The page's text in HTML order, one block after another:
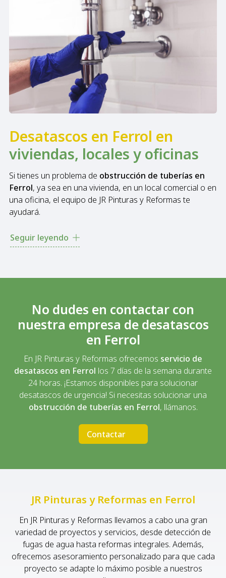
Desatascos en Ferrol en
viviendas, locales y oficinas
Si tienes un problema de obstrucción de tuberías en
Ferrol, ya sea en una vivienda, en un local comercial o en
una oficina, el equipo de JR Pinturas y Reformas te
ayudará.
Nuestros desatascadores profesionales trabajan con
todo tipo de clientes y espacios, lo que nos convierte en
Nuestra experiencia en el sector y la versatilidad para
resolver todo tipo de emergencias nos permiten ofrecer
servicio de desatascos rápido, eficiente y de
calidadadaptado a cada situación. Si necesitas
desatascar tuberías en Ferrol, JR Pinturas y Reformas
será tu mejor opción.
Seguir leyendo
No dudes en contactar con
nuestra empresa de desatascos
en Ferrol
En JR Pinturas y Reformas ofrecemos servicio de
desatascos en Ferrol los 7 días de la semana durante
24 horas. ¡Estamos disponibles para solucionar
desatascos de urgencia! Si necesitas solucionar una
obstrucción de tuberías en Ferrol, llámanos.
Contactar
JR Pinturas y Reformas en Ferrol
En JR Pinturas y Reformas llevamos a cabo una gran
variedad de proyectos y servicios, desde detección de
fugas de agua hasta reformas integrales. Además,
ofrecemos asesoramiento personalizado para que cada
proyecto se adapte lo máximo posible a nuestros